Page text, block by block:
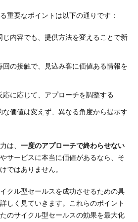
重要なポイントは以下の通りです：
じ内容でも、提供方法を変えることで新
回の接触で、見込み客に価値ある情報を
応に応じて、アプローチを調整する
な価値は変えず、異なる角度から提示す
は、 一度のアプローチで終わらせない
サービスに本当に価値があるなら、そ
ではありません。
クル型セールスを成功させるための具
しく見ていきます。これらのポイント
のサイクル型セールスの効果を最大化